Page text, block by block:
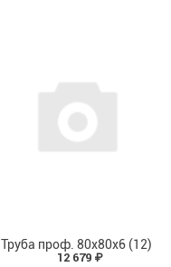
Труба проф. 80х80х6 (12)
12 679 ₽